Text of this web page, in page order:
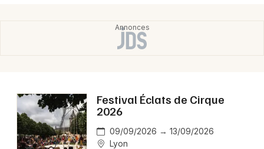
Festival Éclats de Cirque
2026
09/09/2026 → 13/09/2026
Lyon